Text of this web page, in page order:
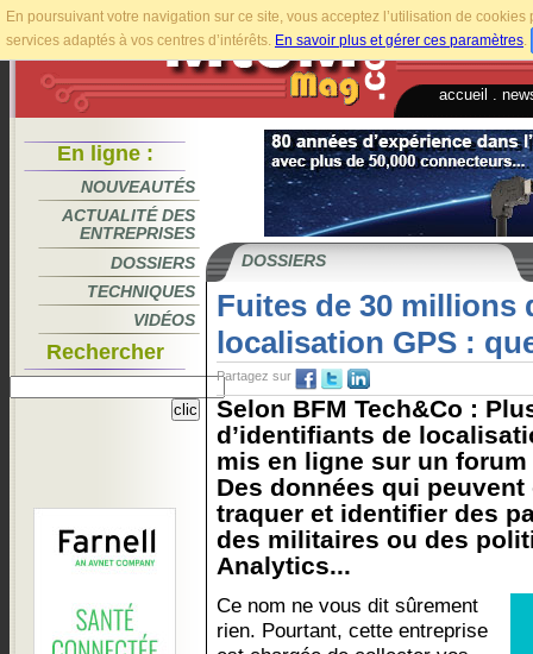
En poursuivant votre navigation sur ce site, vous acceptez l’utilisation de
services adaptés à vos centres d’intérêts. En savoir plus et gérer ces paramètres.
accueil
En ligne :
NOUVEAUTÉS
ACTUALITÉ DES
ENTREPRISES
DOSSIERS
TECHNIQUES
VIDÉOS
Rechercher
DOSSIERS
Fuites de 30 millions
localisation GPS :
Partagez sur
Selon BFM Tech&Co :
d’identifiants de
mis en ligne sur un
Des données qui
traquer et identifier des
des militaires ou des
Analytics...
Ce nom ne vous dit sûrement
rien. Pourtant, cette entreprise